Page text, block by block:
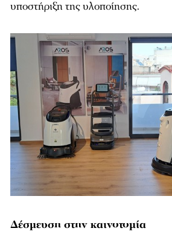
υποστήριξη της υλοποίησης.
Δέσμευση στην καινοτομία